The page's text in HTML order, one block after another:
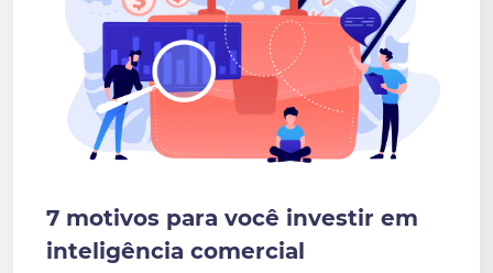
7 motivos para você investir em
inteligência comercial